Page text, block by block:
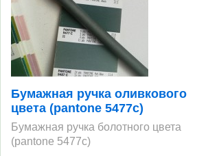
Бумажная ручка оливкового
цвета (pantone 5477c)
Бумажная ручка болотного цвета
(pantone 5477c)